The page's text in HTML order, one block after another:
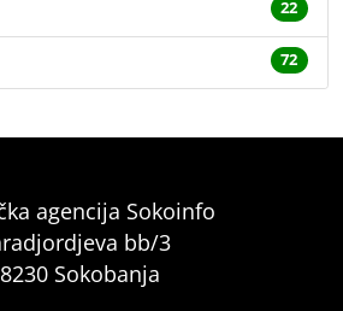
22
72
agencija Sokoinfo
bb/3
Sokobanja